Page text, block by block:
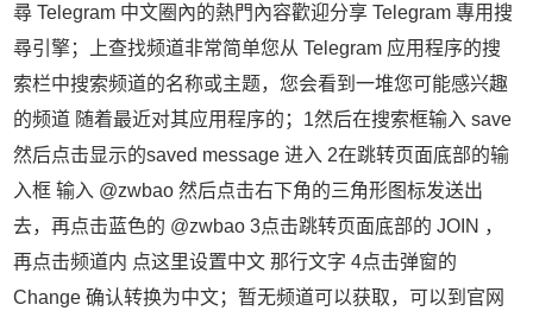
尋 Telegram 中文圈內的熱門內容歡迎分享 Telegram 專用搜
尋引擎；上查找频道非常简单您从 Telegram 应用程序的搜
索栏中搜索频道的名称或主题，您会看到一堆您可能感兴趣
的频道 随着最近对其应用程序的；1然后在搜索框输入 save
然后点击显示的saved message 进入 2在跳转页面底部的输
入框 输入 @zwbao 然后点击右下角的三角形图标发送出
去，再点击蓝色的 @zwbao 3点击跳转页面底部的 JOIN ，
再点击频道内 点这里设置中文 那行文字 4点击弹窗的
Change 确认转换为中文；暂无频道可以获取，可以到官网